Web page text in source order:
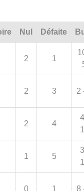
Nul Défaite
2 1
2 3 2
2 4
1 5
0 1 8